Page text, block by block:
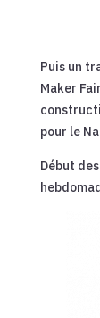
Puis un
Maker
pour le
Début